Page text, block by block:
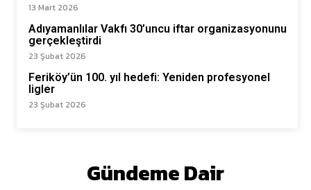
13 Mart 2026
Adıyamanlılar Vakfı 30’uncu iftar organizasyonunu
gerçekleştirdi
23 Şubat 2026
Feriköy’ün 100. yıl hedefi: Yeniden profesyonel
ligler
23 Şubat 2026
Gündeme Dair